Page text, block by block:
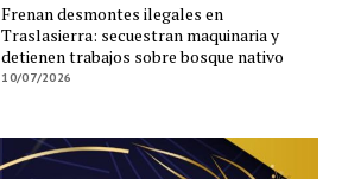
Frenan desmontes ilegales en
Traslasierra: secuestran maquinaria y
detienen trabajos sobre bosque nativo
10/07/2026